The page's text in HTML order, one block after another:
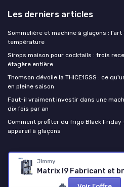
Jimmy
Les derniers articles
Sommelière et machine à glaçons :
température
Sirops maison pour cocktails : trois
étagère entière
Thomson dévoile la THICE15SS : ce
en pleine saison
Faut-il vraiment investir dans une
dix fois par an
Comment profiter du frigo Black Friday
appareil à glaçons
Machine a Glacon